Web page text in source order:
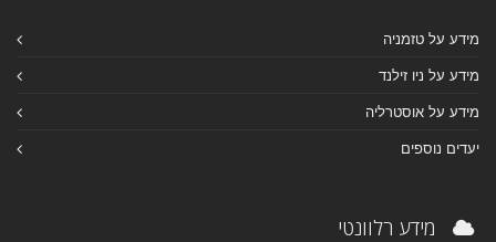
מידע על טזמניה
מידע על ניו זילנד
מידע על אוסטרליה
יעדים נוספים
מידע רלוונטי